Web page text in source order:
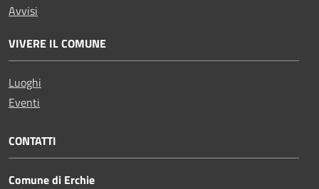
Avvisi
VIVERE IL COMUNE
Luoghi
Eventi
CONTATTI
Comune di Erchie